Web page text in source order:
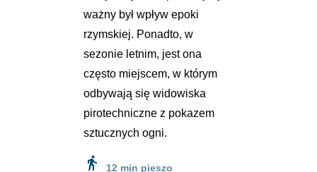
ważny był wpływ epoki
rzymskiej. Ponadto, w
sezonie letnim, jest ona
często miejscem, w którym
odbywają się widowiska
pirotechniczne z pokazem
sztucznych ogni.
directions_walk 12 min pieszo